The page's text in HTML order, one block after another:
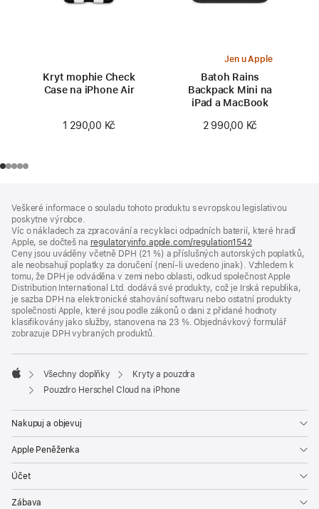
Kryt mophie Check
Case na iPhone Air
1 290,00 Kč
Jen u Apple
Batoh Rains
Backpack Mini na
iPad a MacBook
2 990,00 Kč
Veškeré informace o souladu tohoto produktu s evropskou legislativou
poskytne výrobce.
Víc o nákladech za zpracování a recyklaci odpadních baterií, které hradí
Apple, se dočteš na regulatoryinfo.apple.com/regulation1542(otevře
se
v novém
okně)
Ceny jsou uváděny včetně DPH (21 %) a příslušných autorských poplatků,
ale neobsahují poplatky za doručení (není-li uvedeno jinak). Vzhledem k
tomu, že DPH je odváděna v zemi nebo oblasti, odkud společnost Apple
Distribution International Ltd. dodává své produkty, což je Irská republika,
je sazba DPH na elektronické stahování softwaru nebo ostatní produkty
společnosti Apple, které jsou podle zákonů o dani z přidané hodnoty
klasifikovány jako služby, stanovena na 23 %. Objednávkový formulář
zobrazuje DPH vybraných produktů.
Apple
Všechny doplňky
Kryty a pouzdra
Pouzdro Herschel Cloud na iPhone
Nakupuj a objevuj
Apple Peněženka
Účet
Zábava